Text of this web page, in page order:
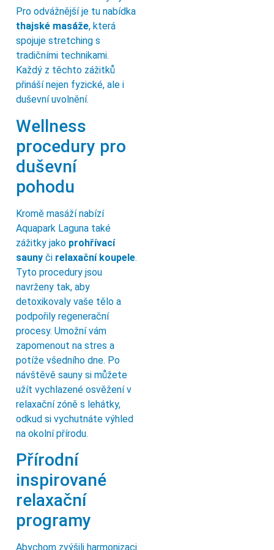
Pro odvážnější je tu nabídka
thajské masáže, která
spojuje stretching s
tradičními technikami.
Každý z těchto zážitků
přináší nejen fyzické, ale i
duševní uvolnění.
Wellness
procedury pro
duševní
pohodu
Kromě masáží nabízí
Aquapark Laguna také
zážitky jako prohřívací
sauny či relaxační koupele.
Tyto procedury jsou
navrženy tak, aby
detoxikovaly vaše tělo a
podpořily regenerační
procesy. Umožní vám
zapomenout na stres a
potíže všedního dne. Po
návštěvě sauny si můžete
užít vychlazené osvěžení v
relaxační zóně s lehátky,
odkud si vychutnáte výhled
na okolní přírodu.
Přírodní
inspirované
relaxační
programy
Abychom zvýšili harmonizaci